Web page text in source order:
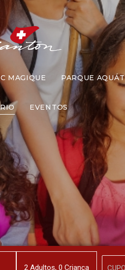
MAGIQUE PARQUE
EVENTOS
2Adultos, 0 Criança